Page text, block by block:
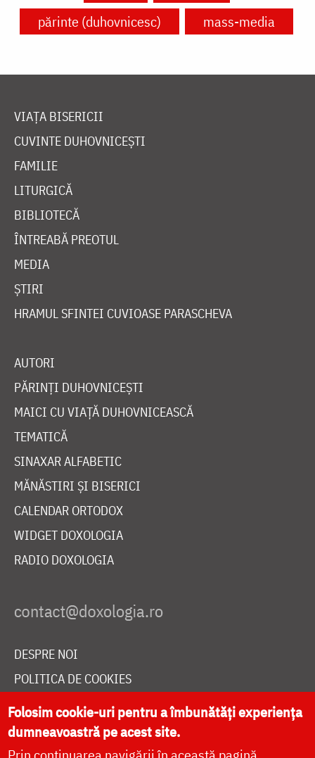
părinte (duhovnicesc)
mass-media
VIAȚA BISERICII
CUVINTE DUHOVNICEȘTI
FAMILIE
LITURGICĂ
BIBLIOTECĂ
ÎNTREABĂ PREOTUL
MEDIA
ȘTIRI
HRAMUL SFINTEI CUVIOASE PARASCHEVA
AUTORI
PĂRINȚI DUHOVNICEȘTI
MAICI CU VIAȚĂ DUHOVNICEASCĂ
TEMATICĂ
SINAXAR ALFABETIC
MĂNĂSTIRI ȘI BISERICI
CALENDAR ORTODOX
WIDGET DOXOLOGIA
RADIO DOXOLOGIA
DESPRE NOI
POLITICA DE COOKIES
DONEAZĂ ONLINE PENTRU CATEDRALA NAȚIONALĂ
Folosim cookie-uri pentru a îmbunătăți experiența
dumneavoastră pe acest site.